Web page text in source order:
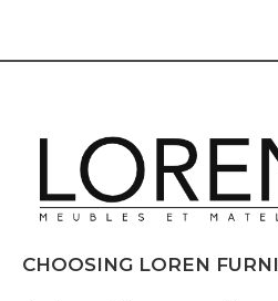
CHOOSING LOREN